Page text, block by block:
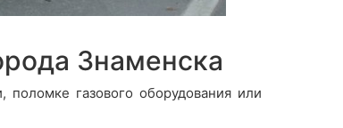
Знаменска
поломке газового оборудования или